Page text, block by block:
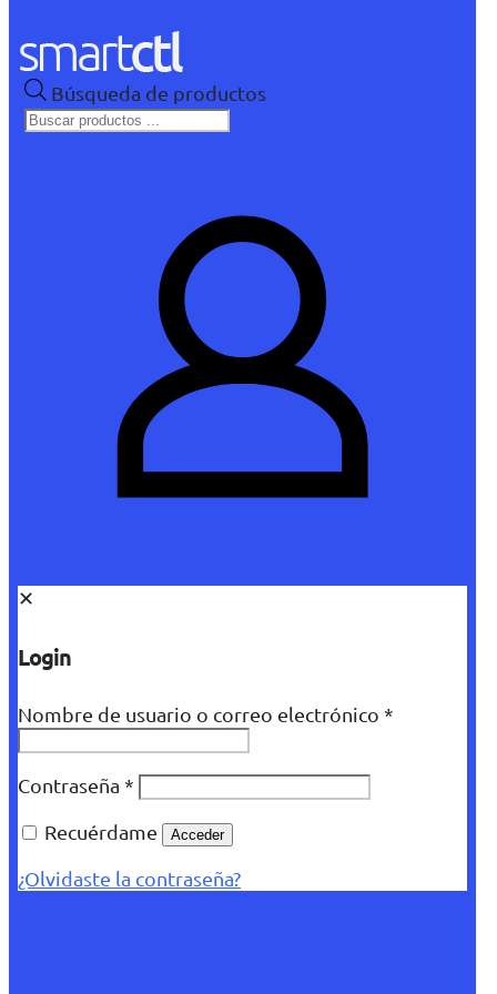
Búsqueda de productos
✕
Login
Nombre de usuario o correo electrónico *
Contraseña *
Recuérdame
Acceder
¿Olvidaste la contraseña?